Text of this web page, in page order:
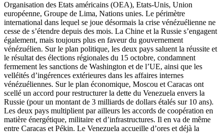
Organisation des Etats américains (OEA), Etats-Unis, Union
européenne, Groupe de Lima, Nations unies. Le périmètre
international dans lequel se joue désormais la crise vénézuélienne ne
cesse de s’étendre depuis des mois. La Chine et la Russie s’engagent
également, mais toujours plus en faveur du gouvernement
vénézuélien. Sur le plan politique, les deux pays saluent la réussite et
le résultat des élections régionales du 15 octobre, condamnent
fermement les sanctions de Washington et de l’UE, ainsi que les
velléités d’ingérences extérieures dans les affaires internes
vénézuéliennes. Sur le plan économique, Moscou et Caracas ont
scellé un accord pour restructurer la dette du Venezuela envers la
Russie (pour un montant de 3 milliards de dollars étalés sur 10 ans).
Les deux pays multiplient par ailleurs les accords de coopération en
matière énergétique, militaire et d’infrastructures. Il en va de même
entre Caracas et Pékin. Le Venezuela accueille d’ores et déjà la